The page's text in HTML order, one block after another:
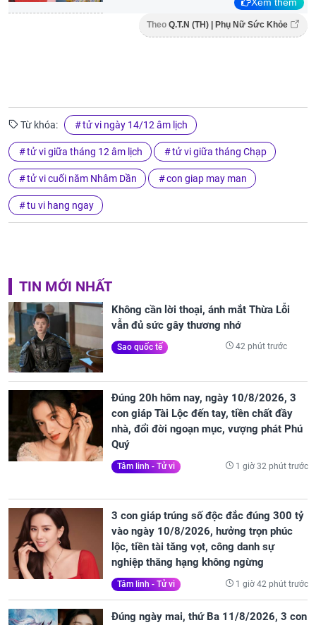
Theo Q.T.N (TH) | Phụ Nữ Sức Khỏe
Từ khóa: tử vi ngày 14/12 âm lịch
tử vi giữa tháng 12 âm lịch tử vi giữa tháng Chạp
tử vi cuối năm Nhâm Dần con giap may man
tu vi hang ngay
TIN MỚI NHẤT
Không cần lời thoại, ánh mắt Thừa Lỗi
vẫn đủ sức gây thương nhớ
Sao quốc tế 42 phút trước
Đúng 20h hôm nay, ngày 10/8/2026, 3
con giáp Tài Lộc đến tay, tiền chất đầy
nhà, đổi đời ngoạn mục, vượng phát Phú
Quý
Tâm linh - Tử vi 1 giờ 32 phút trước
3 con giáp trúng số độc đắc đúng 300 tỷ
vào ngày 10/8/2026, hưởng trọn phúc
lộc, tiền tài tăng vọt, công danh sự
nghiệp thăng hạng không ngừng
Tâm linh - Tử vi 1 giờ 42 phút trước
Đúng ngày mai, thứ Ba 11/8/2026, 3 con